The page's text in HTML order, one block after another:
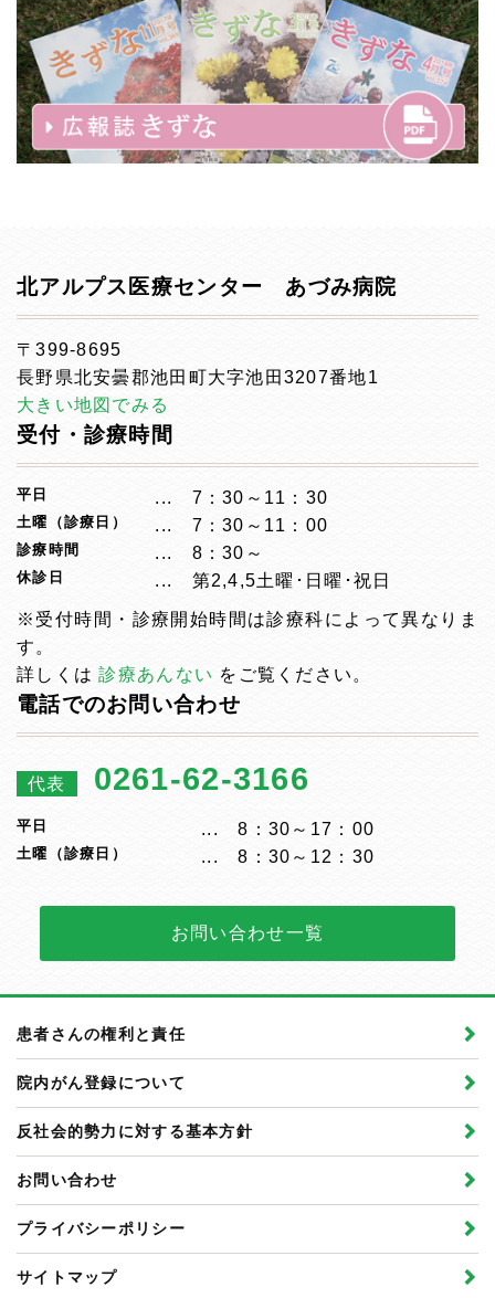
北アルプス医療センター あづみ病院
〒399-8695
長野県北安曇郡池田町大字池田3207番地1
大きい地図でみる
受付・診療時間
平日 7：30～11：30
土曜（診療日） 7：30～11：00
診療時間 8：30～
休診日 第2,4,5土曜･日曜･祝日
※受付時間・診療開始時間は診療科によって異なりま
す。
詳しくは診療あんない をご覧ください。
電話でのお問い合わせ
代表 0261-62-3166
平日 8：30～17：00
土曜（診療日） 8：30～12：30
お問い合わせ一覧
患者さんの権利と責任
院内がん登録について
反社会的勢力に対する基本方針
お問い合わせ
プライバシーポリシー
サイトマップ